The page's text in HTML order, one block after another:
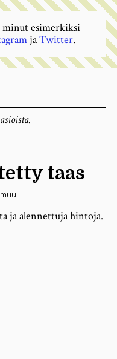
taas
ja alennettuja hintoja.
minut esimerkiksi
jaTwitter.